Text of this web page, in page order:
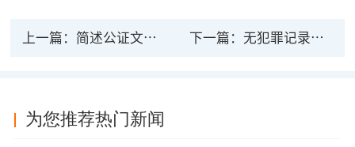
上一篇： 简述公证文书的法律特征 简述公证文书的法律效力 下一篇： 无犯罪记录公证书法律效力有效期多久？办理需要哪些材料？
为您推荐热门新闻